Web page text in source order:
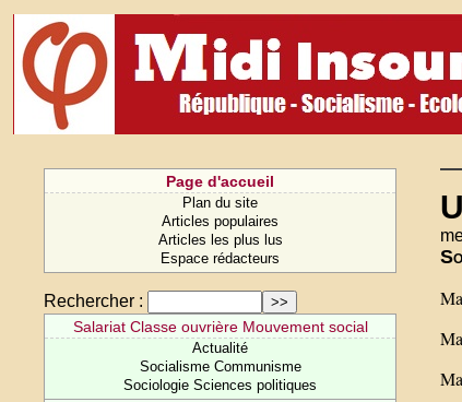
Page d'accueil
Plan du site
Articles populaires
Articles les plus lus
Espace rédacteurs
Rechercher :
Salariat Classe ouvrière Mouvement social
Actualité
Socialisme Communisme
Sociologie Sciences politiques